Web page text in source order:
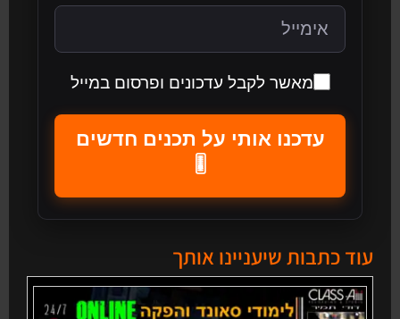
מאשר לקבל עדכונים ופרסום במייל
עדכנו אותי על תכנים חדשים
🎚️
עוד כתבות שיעניינו אותך